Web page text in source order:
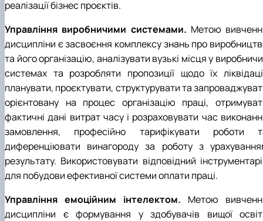
реалізації бізнес проєктів.
Управління виробничими системами. Метою
дисципліни є засвоєння комплексу знань про
та його організацію, аналізувати вузькі місця у
системах та розробляти пропозиції щодо їх
планувати, проєктувати, структурувати та
орієнтовану на процес організацію праці,
фактичні дані витрат часу і розраховувати час
замовлення, професійно тарифікувати роботи
диференціювати винагороду за роботу з
результату. Використовувати відповідний
для побудови ефективної системи оплати праці.
Управління емоційним інтелектом. Метою
дисципліни є формування у здобувачів вищої